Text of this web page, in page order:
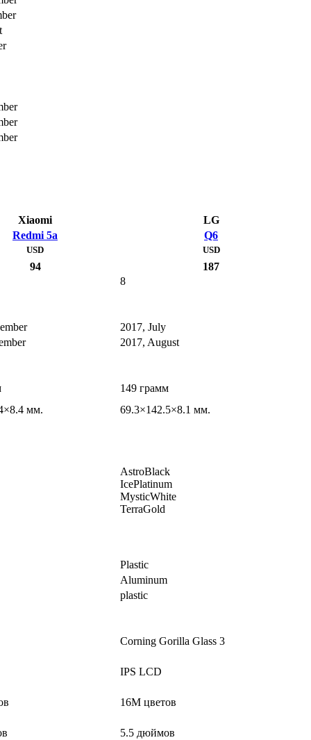
Xiaomi
LG
Redmi 5a
Q6
USD
94
USD
187
8
2017, July
2017, August
149 грамм
мм.
69.3×142.5×8.1 мм.
AstroBlack
IcePlatinum
MysticWhite
TerraGold
Plastic
Aluminum
plastic
Corning Gorilla Glass 3
IPS LCD
16M цветов
5.5 дюймов